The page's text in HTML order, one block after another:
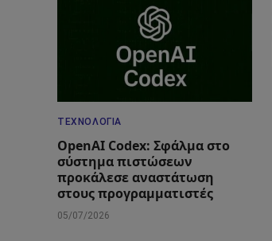
ΤΕΧΝΟΛΟΓΊΑ
OpenAI Codex: Σφάλμα στο
σύστημα πιστώσεων
προκάλεσε αναστάτωση
στους προγραμματιστές
05/07/2026